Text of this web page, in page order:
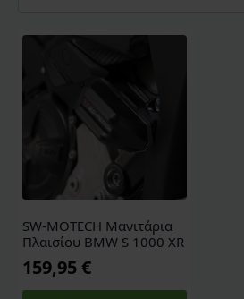
SW-MOTECH Μανιτάρια
Πλαισίου BMW S 1000 XR
159,95 €